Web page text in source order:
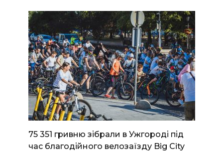
75 351 гривню зібрали в Ужгороді під
час благодійного велозаїзду Big Сity